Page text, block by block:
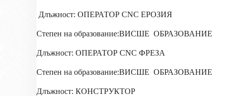
Длъжност: ОПЕРАТОР CNC ЕРОЗИЯ
Степен на образование:ВИСШЕ ОБРАЗОВАНИЕ
Длъжност: ОПЕРАТОР CNC ФРЕЗА
Степен на образование:ВИСШЕ ОБРАЗОВАНИЕ
Длъжност: КОНСТРУКТОР